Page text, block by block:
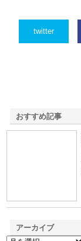
twitter
おすすめ記事
アーカイブ